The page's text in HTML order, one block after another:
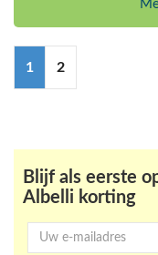
1 2
Blijf als eerste
Albelli korting